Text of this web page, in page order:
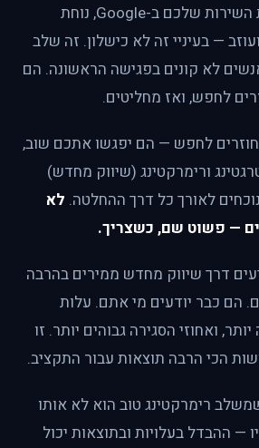
כשמישהו מחפש את השירות שלכם ב-Google, נוחת
— בעיניי זה לא כישלון. זה שלב
לא קונים בפגישה הראשונה. הם
לחפש, ואז מחליטים.
לחפש — הם יפגשו אתכם שוב,
ורימרקטינג (שיווק מחדש)
לאורך כל דרך ההחלטה. לא
— פשוט שם, כשצריך.
דרך שיווק מחדש ממירים בהרבה
הם כבר יודעים מי אתם. עלות
ואחוזי הסגירה גבוהים יותר. זו
הכי הרבה תוצאות עבור התקציב.
רימרקטינג טוב הוא לא אותו
— ההבדל בעלויות ובתוצאות יכול